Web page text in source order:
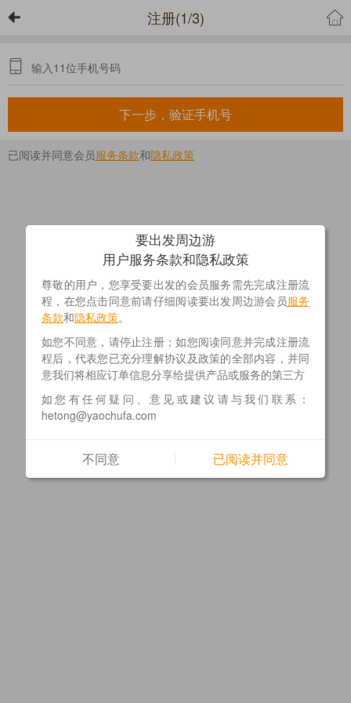
注册(1/3)
下一步，验证手机号
已阅读并同意会员服务条款和 隐私政策
要出发周边游
用户服务条款和隐私政策
尊敬的用户，您享受要出发的会员服务需先完成注册流
程，在您点击同意前请仔细阅读要出发周边游会员服务
条款和隐私政策。
如您不同意，请停止注册；如您阅读同意并完成注册流
程后，代表您已充分理解协议及政策的全部内容，并同
意我们将相应订单信息分享给提供产品或服务的第三方
如您有任何疑问、意见或建议请与我们联系：
hetong@yaochufa.com
不同意 已阅读并同意